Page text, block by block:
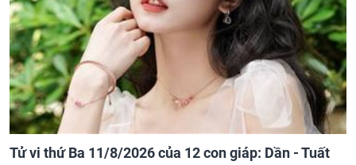
Tử vi thứ Ba 11/8/2026 của 12 con giáp: Dần - Tuất